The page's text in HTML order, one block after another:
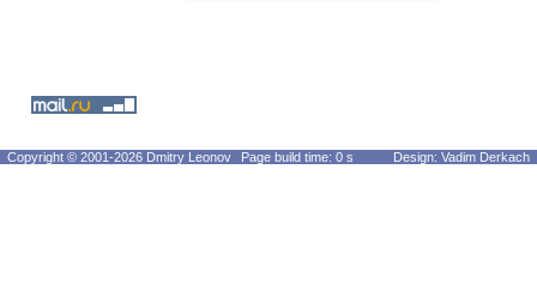
Copyright © 2001-2026 Dmitry Leonov Page build time: 0 s Design: Vadim Derkach